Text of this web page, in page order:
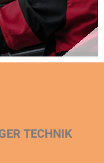
TECHNIK